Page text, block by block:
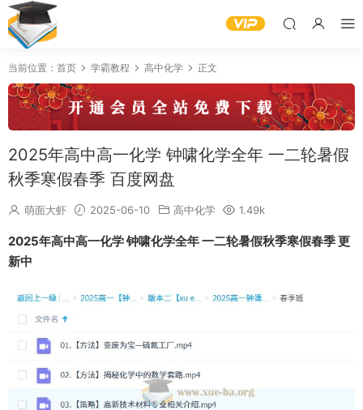
当前位置： 首页 学霸教程 高中化学 正文
2025年高中高一化学 钟啸化学全年 一二轮暑假
秋季寒假春季 百度网盘
萌面大虾 2025-06-10 高中化学 1.49k
2025年高中高一化学 钟啸化学全年 一二轮暑假秋季寒假春季 更
新中